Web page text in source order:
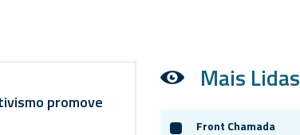
promove
Mais Lidas
Front Chamada